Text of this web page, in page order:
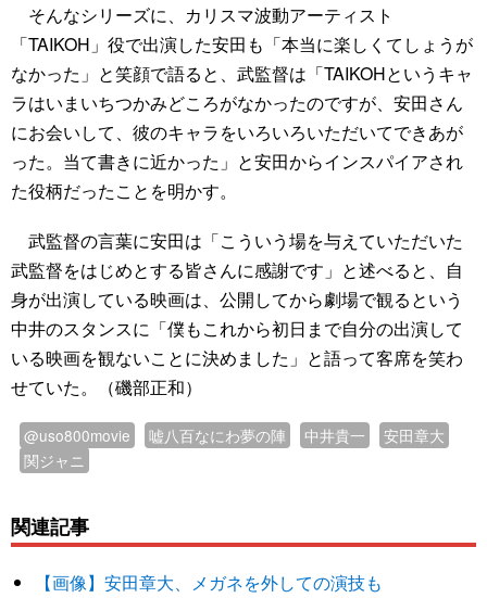
そんなシリーズに、カリスマ波動アーティスト
「TAIKOH」役で出演した安田も「本当に楽しくてしょうが
なかった」と笑顔で語ると、武監督は「TAIKOHというキャ
ラはいまいちつかみどころがなかったのですが、安田さん
にお会いして、彼のキャラをいろいろいただいてできあが
った。当て書きに近かった」と安田からインスパイアされ
た役柄だったことを明かす。
武監督の言葉に安田は「こういう場を与えていただいた
武監督をはじめとする皆さんに感謝です」と述べると、自
身が出演している映画は、公開してから劇場で観るという
中井のスタンスに「僕もこれから初日まで自分の出演して
いる映画を観ないことに決めました」と語って客席を笑わ
せていた。（磯部正和）
@uso800movie 嘘八百なにわ夢の陣 中井貴一
安田章大
関ジャニ
関連記事
【画像】安田章大、メガネを外しての演技も